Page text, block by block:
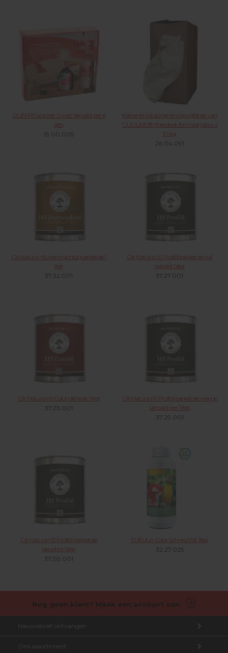
OLIEFRIS startset Zwart Verpakt per 6
sets
19.00.005
Katoenen pluisvrije droogwrijfdoek van
DUOLINE® (theedoek formaat) doos à
10 kg.
26.04.091
Oli-Natura HS Hartwachsöl parketolie 1
liter
37.32.001
Oli-Natura HS Profiöl parketolie wit
gekalkt 1 liter
37.27.001
Oli-Natura HS Color olie teak 1 liter
37.23.001
Oli-Natura HS Profiöl parketolie wenge
Verpakt per 1 liter
37.29.001
Oli-Natura HS Profiöl parketolie
kleurloos 1 liter
37.30.001
EUKULA Color Schnee/Wit 1liter
32.27.025
Nog geen klant? Maak een account aan.
Nieuwsbrief ontvangen
Ons assortiment